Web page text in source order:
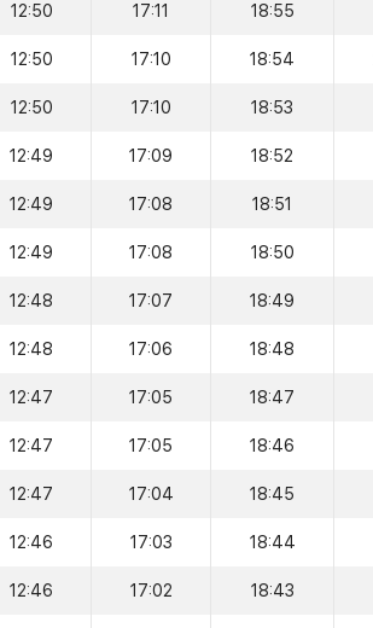
12:50 17:11 18:55
12:50 17:10 18:54
12:50 17:10 18:53
12:49 17:09 18:52
12:49 17:08 18:51
12:49 17:08 18:50
12:48 17:07 18:49
12:48 17:06 18:48
12:47 17:05 18:47
12:47 17:05 18:46
12:47 17:04 18:45
12:46 17:03 18:44
12:46 17:02 18:43